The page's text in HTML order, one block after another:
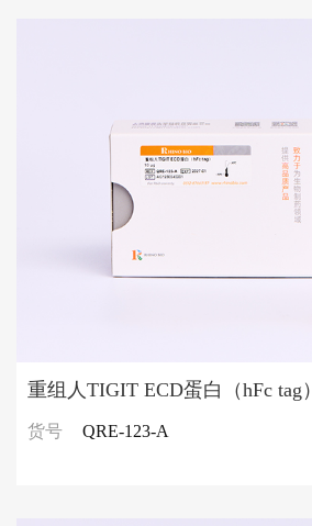
重组人TIGIT ECD蛋白（hFc tag）
货号 QRE-123-A